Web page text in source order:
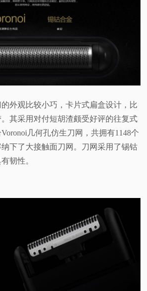
外观比较小巧，卡片式扁盒设计，比
其采用对付短胡渣颇受好评的往复式
几何孔仿生刀网，共拥有1148个
下了大接触面刀网。刀网采用了锡钴
韧性。